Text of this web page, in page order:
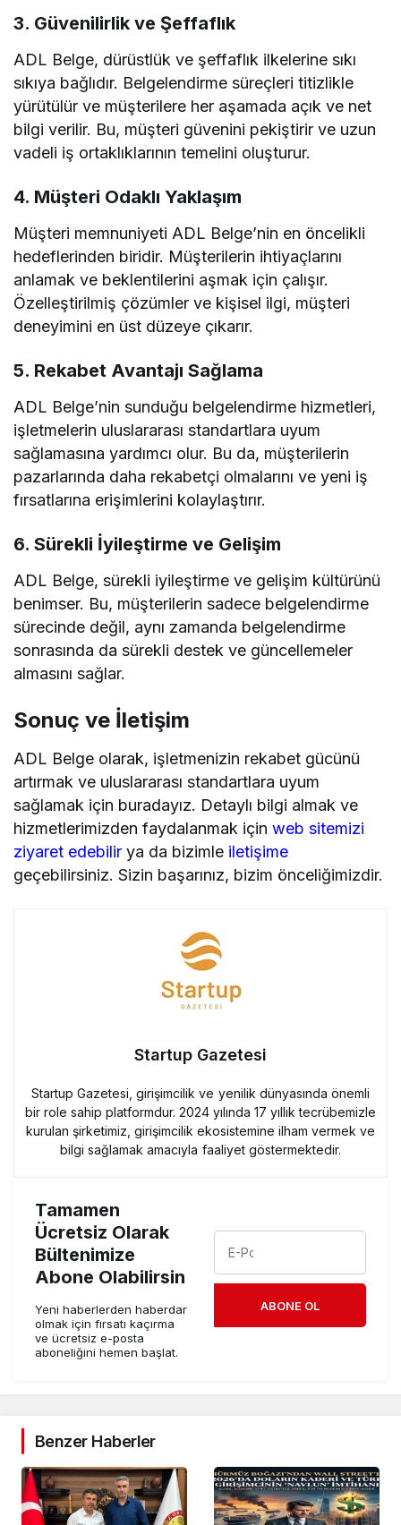
3. Güvenilirlik ve Şeffaflık
ADL Belge, dürüstlük ve şeffaflık ilkelerine sıkı
sıkıya bağlıdır. Belgelendirme süreçleri titizlikle
yürütülür ve müşterilere her aşamada açık ve net
bilgi verilir. Bu, müşteri güvenini pekiştirir ve uzun
vadeli iş ortaklıklarının temelini oluşturur.
4. Müşteri Odaklı Yaklaşım
Müşteri memnuniyeti ADL Belge’nin en öncelikli
hedeflerinden biridir. Müşterilerin ihtiyaçlarını
anlamak ve beklentilerini aşmak için çalışır.
Özelleştirilmiş çözümler ve kişisel ilgi, müşteri
deneyimini en üst düzeye çıkarır.
5. Rekabet Avantajı Sağlama
ADL Belge’nin sunduğu belgelendirme hizmetleri,
işletmelerin uluslararası standartlara uyum
sağlamasına yardımcı olur. Bu da, müşterilerin
pazarlarında daha rekabetçi olmalarını ve yeni iş
fırsatlarına erişimlerini kolaylaştırır.
6. Sürekli İyileştirme ve Gelişim
ADL Belge, sürekli iyileştirme ve gelişim kültürünü
benimser. Bu, müşterilerin sadece belgelendirme
sürecinde değil, aynı zamanda belgelendirme
sonrasında da sürekli destek ve güncellemeler
almasını sağlar.
Sonuç ve İletişim
ADL Belge olarak, işletmenizin rekabet gücünü
artırmak ve uluslararası standartlara uyum
sağlamak için buradayız. Detaylı bilgi almak ve
hizmetlerimizden faydalanmak içinweb sitemizi
ziyaret edebilir ya da bizimle iletişime
geçebilirsiniz. Sizin başarınız, bizim önceliğimizdir.
Startup Gazetesi
Startup Gazetesi, girişimcilik ve yenilik dünyasında önemli
bir role sahip platformdur. 2024 yılında 17 yıllık tecrübemizle
kurulan şirketimiz, girişimcilik ekosistemine ilham vermek ve
bilgi sağlamak amacıyla faaliyet göstermektedir.
Tamamen
Ücretsiz Olarak
Bültenimize
Abone Olabilirsin
Yeni haberlerden haberdar
olmak için fırsatı kaçırma
ve ücretsiz e-posta
aboneliğini hemen başlat.
ABONE OL
Benzer Haberler